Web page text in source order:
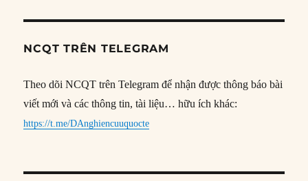
NCQT TRÊN TELEGRAM
Theo dõi NCQT trên Telegram để nhận được thông báo bài
viết mới và các thông tin, tài liệu… hữu ích khác:
https://t.me/DAnghiencuuquocte